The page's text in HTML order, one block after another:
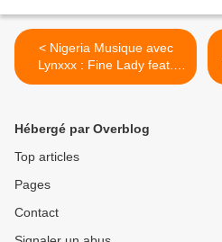
< Nigeria Musique avec
Lynxxx : Fine Lady feat.
Wizkid
Hébergé par Overblog
Top articles
Pages
Contact